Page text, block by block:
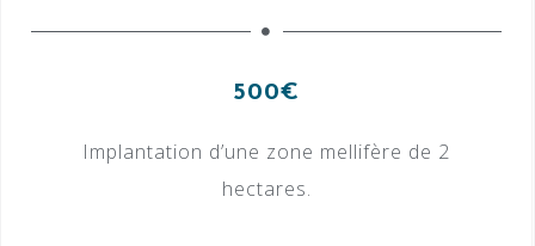
500€
Implantation d’une zone mellifère de 2
hectares.